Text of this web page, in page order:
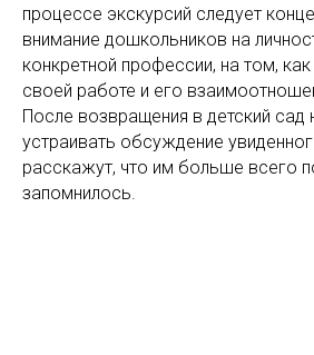
процессе экскурсий следует
внимание дошкольников на
конкретной профессии, на том,
своей работе и его
После возвращения в детский сад
устраивать обсуждение
расскажут, что им больше всего
запомнилось.